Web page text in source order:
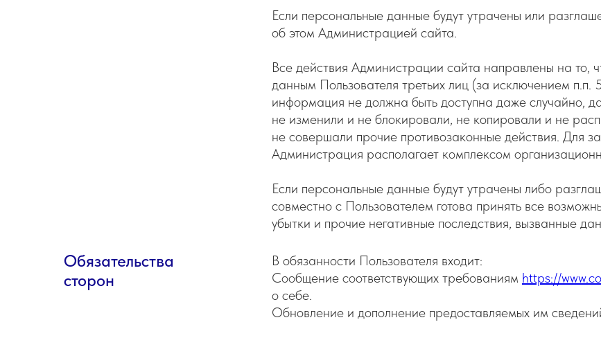
Если персональные данные будут утрачены или
об этом Администрацией сайта.
Все действия Администрации сайта направлены на то,
данным Пользователя третьих лиц (за исключением
информация не должна быть доступна даже случайно,
не изменили и не блокировали, не копировали и не
не совершали прочие противозаконные действия. Для
Администрация располагает комплексом
Если персональные данные будут утрачены либо
совместно с Пользователем готова принять все
убытки и прочие негативные последствия, вызванные
Обязательства
сторон
В обязанности Пользователя входит:
Сообщение соответствующих требованиям https://
о себе.
Обновление и дополнение предоставляемых им